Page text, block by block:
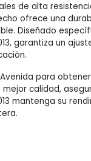
de alta
ofrece una
Diseñado
garantiza un
para
calidad,
mantenga su